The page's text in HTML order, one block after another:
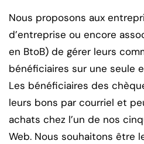
Nous proposons aux
d’entreprise ou encore
en BtoB) de gérer leurs
bénéficiaires sur une seule
Les bénéficiaires des
leurs bons par courriel et
achats chez l’un de nos
Web. Nous souhaitons être